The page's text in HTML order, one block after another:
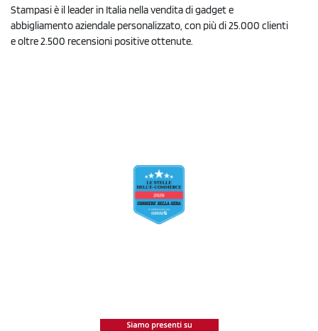
Stampasi è il leader in Italia nella vendita di gadget e
abbigliamento aziendale personalizzato, con più di 25.000 clienti
e oltre 2.500 recensioni positive ottenute.